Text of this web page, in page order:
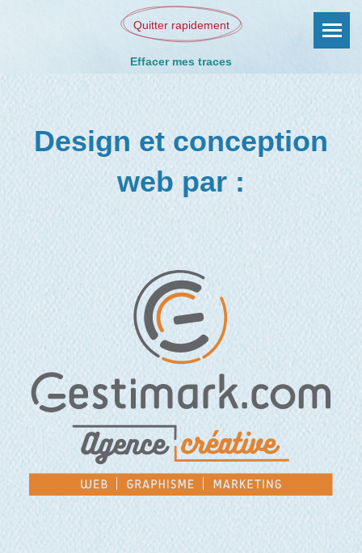
Quitter rapidement
Effacer mes traces
Design et conception
web par :